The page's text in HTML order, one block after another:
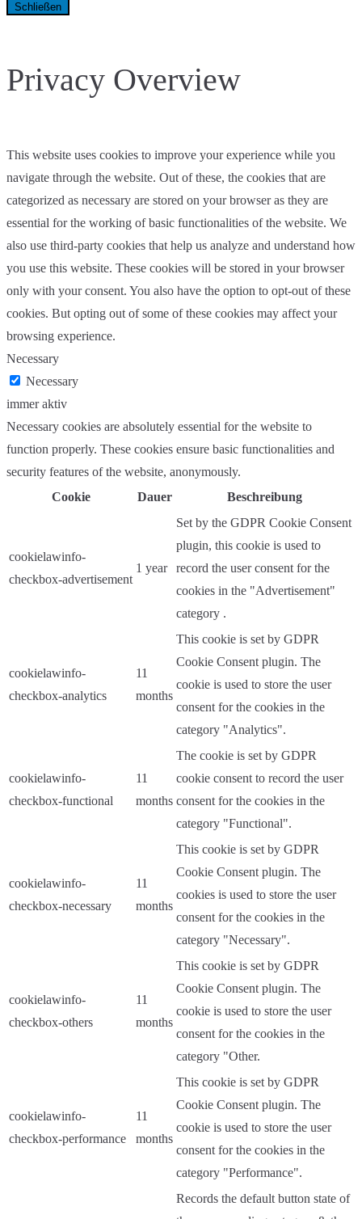
Schließen
Privacy Overview
This website uses cookies to improve your experience while you
navigate through the website. Out of these, the cookies that are
categorized as necessary are stored on your browser as they are
essential for the working of basic functionalities of the website. We
also use third-party cookies that help us analyze and understand how
you use this website. These cookies will be stored in your browser
only with your consent. You also have the option to opt-out of these
cookies. But opting out of some of these cookies may affect your
browsing experience.
Necessary
Necessary
immer aktiv
Necessary cookies are absolutely essential for the website to
function properly. These cookies ensure basic functionalities and
security features of the website, anonymously.
Cookie
Dauer Beschreibung
cookielawinfo-
checkbox-advertisement
1 year
Set by the GDPR Cookie Consent
plugin, this cookie is used to
record the user consent for the
cookies in the "Advertisement"
category .
cookielawinfo-
checkbox-analytics
11
months
This cookie is set by GDPR
Cookie Consent plugin. The
cookie is used to store the user
consent for the cookies in the
category "Analytics".
cookielawinfo-
checkbox-functional
11
months
The cookie is set by GDPR
cookie consent to record the user
consent for the cookies in the
category "Functional".
cookielawinfo-
checkbox-necessary
11
months
This cookie is set by GDPR
Cookie Consent plugin. The
cookies is used to store the user
consent for the cookies in the
category "Necessary".
cookielawinfo-
checkbox-others
11
months
This cookie is set by GDPR
Cookie Consent plugin. The
cookie is used to store the user
consent for the cookies in the
category "Other.
cookielawinfo-
checkbox-performance
11
months
This cookie is set by GDPR
Cookie Consent plugin. The
cookie is used to store the user
consent for the cookies in the
category "Performance".
Records the default button state of